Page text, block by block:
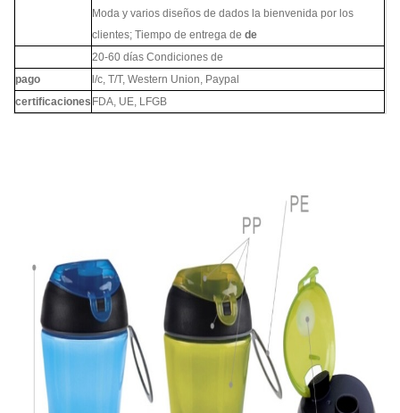
Moda y varios diseños de dados la bienvenida por los
clientes; Tiempo de entrega de de
20-60 días Condiciones de
pago
l/c, T/T, Western Union, Paypal
certificaciones FDA, UE, LFGB